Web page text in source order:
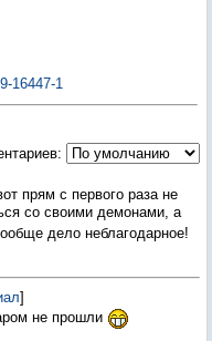
16447-1
прям с первого раза не
со своими демонами, а
дело неблагодарное!
]
не прошли